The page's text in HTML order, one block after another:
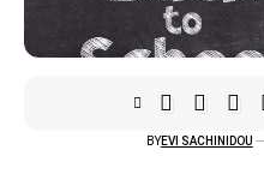
BYEVI SACHINIDOU